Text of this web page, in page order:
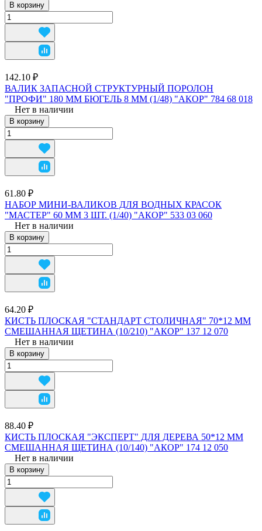
В корзину
142.10 ₽
ВАЛИК ЗАПАСНОЙ СТРУКТУРНЫЙ ПОРОЛОН
"ПРОФИ" 180 ММ БЮГЕЛЬ 8 ММ (1/48) "АКОР" 784 68 018
Нет в наличии
В корзину
61.80 ₽
НАБОР МИНИ-ВАЛИКОВ ДЛЯ ВОДНЫХ КРАСОК
"МАСТЕР" 60 ММ 3 ШТ. (1/40) "АКОР" 533 03 060
Нет в наличии
В корзину
64.20 ₽
КИСТЬ ПЛОСКАЯ "СТАНДАРТ СТОЛИЧНАЯ" 70*12 ММ
СМЕШАННАЯ ЩЕТИНА (10/210) "АКОР" 137 12 070
Нет в наличии
В корзину
88.40 ₽
КИСТЬ ПЛОСКАЯ "ЭКСПЕРТ" ДЛЯ ДЕРЕВА 50*12 ММ
СМЕШАННАЯ ЩЕТИНА (10/140) "АКОР" 174 12 050
Нет в наличии
В корзину